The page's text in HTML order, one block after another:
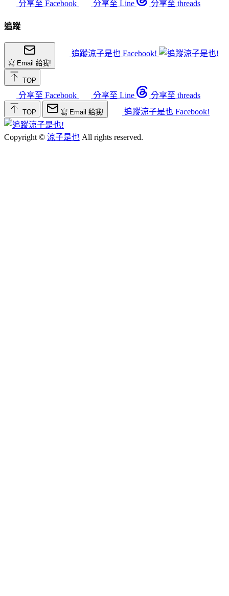
分享至 Facebook 分享至 Line 分享至 threads
追蹤
寫 Email 給我!
追蹤涼子是也 Facebook!
TOP
分享至 Facebook 分享至 Line 分享至 threads
TOP 寫 Email 給我! 追蹤涼子是也 Facebook!
Copyright © 涼子是也 All rights reserved.